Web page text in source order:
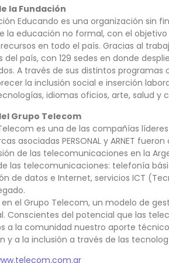
la Fundación
Educando es una organización sin
la educación no formal, con el
en todo el país. Gracias al
del país, con 129 sedes en donde
A través de sus distintos
la inclusión social e inserción
idiomas oficios, arte, salud y
Grupo Telecom
es una de las compañías
asociadas PERSONAL y ARNET
de las telecomunicaciones en la
las telecomunicaciones: telefonía
de datos e Internet, servicios ICT
en el Grupo Telecom, un modelo de
Conscientes del potencial que las
a la comunidad nuestro aporte
y a la inclusión a través de las